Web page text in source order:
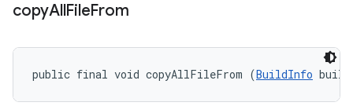
copyAllFileFrom
public final void copyAllFileFrom (BuildInfo